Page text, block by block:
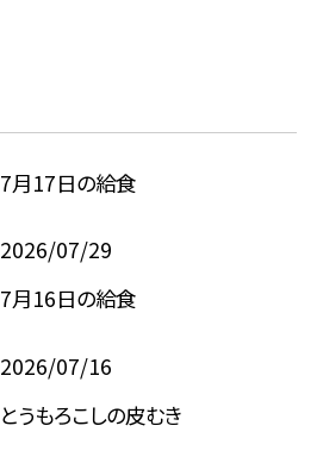
7月17日の給食
2026/07/29
7月16日の給食
2026/07/16
とうもろこしの皮むき